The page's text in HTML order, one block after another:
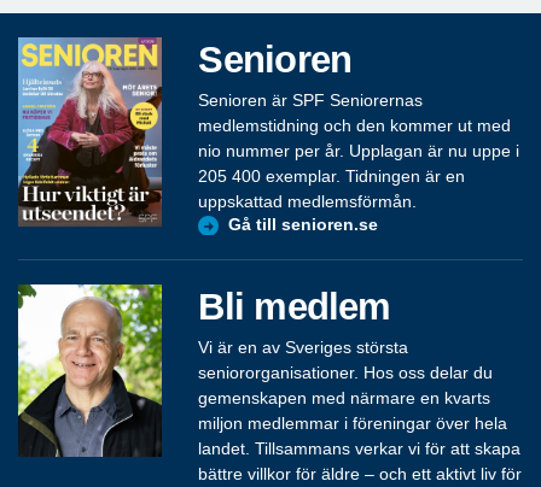
Senioren
Senioren är SPF Seniorernas
medlemstidning och den kommer ut med
nio nummer per år. Upplagan är nu uppe i
205 400 exemplar. Tidningen är en
uppskattad medlemsförmån.
Gå till senioren.se
Bli medlem
Vi är en av Sveriges största
seniororganisationer. Hos oss delar du
gemenskapen med närmare en kvarts
miljon medlemmar i föreningar över hela
landet. Tillsammans verkar vi för att skapa
bättre villkor för äldre – och ett aktivt liv för